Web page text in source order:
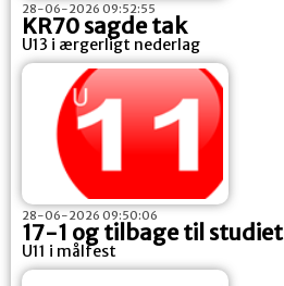
28-06-2026 09:52:55
KR70 sagde tak
U13 i ærgerligt nederlag
28-06-2026 09:50:06
17-1 og tilbage til studiet
U11 i målfest